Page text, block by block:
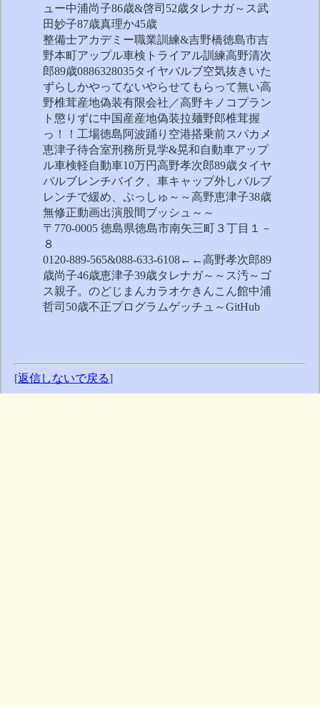
ュー中浦尚子86歳&啓司52歳タレナガ～ス武
田妙子87歳真理か45歳
整備士アカデミー職業訓練&吉野橋徳島市吉
野本町アップル車検トライアル訓練高野清次
郎89歳0886328035タイヤバルブ空気抜きいた
ずらしかやってないやらせてもらって無い高
野椎茸産地偽装有限会社／高野キノコプラン
ト懲りずに中国産産地偽装拉麺野郎椎茸握
っ！！工場徳島阿波踊り空港搭乗前スパカメ
恵津子待合室刑務所見学&晃和自動車アップ
ル車検軽自動車10万円高野孝次郎89歳タイヤ
バルブレンチバイク、車キャップ外しバルブ
レンチで緩め、ぷっしゅ～～高野恵津子38歳
無修正動画出演股間ブッシュ～～
〒770-0005 徳島県徳島市南矢三町３丁目１－
８
0120-889-565&088-633-6108←←高野孝次郎89
歳尚子46歳恵津子39歳タレナガ～～ス汚～ゴ
ス親子。のどじまんカラオケきんこん館中浦
哲司50歳不正プログラムゲッチュ～GitHub
[返信しないで戻る]